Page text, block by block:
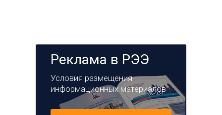
Реклама в РЭЭ
Условия размещения
информационных материалов